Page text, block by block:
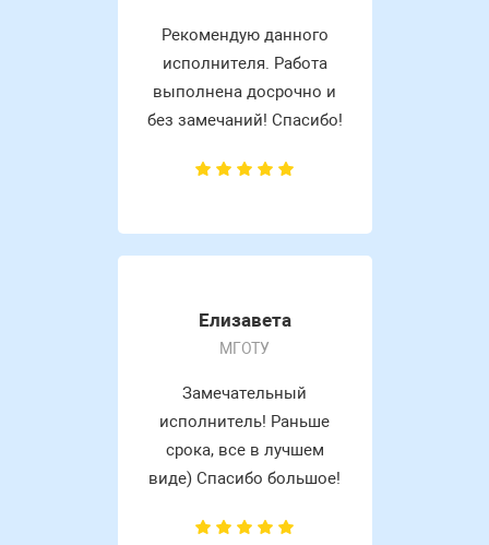
Рекомендую данного
исполнителя. Работа
выполнена досрочно и
без замечаний! Спасибо!
Елизавета
МГОТУ
Замечательный
исполнитель! Раньше
срока, все в лучшем
виде) Спасибо большое!